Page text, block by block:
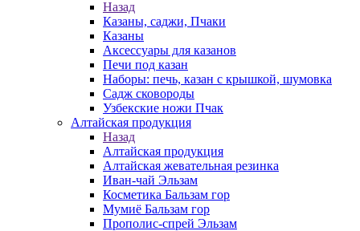
Назад
Казаны, саджи, Пчаки
Казаны
Аксессуары для казанов
Печи под казан
Наборы: печь, казан с крышкой, шумовка
Садж сковороды
Узбекские ножи Пчак
Алтайская продукция
Назад
Алтайская продукция
Алтайская жевательная резинка
Иван-чай Эльзам
Косметика Бальзам гор
Мумиё Бальзам гор
Прополис-спрей Эльзам